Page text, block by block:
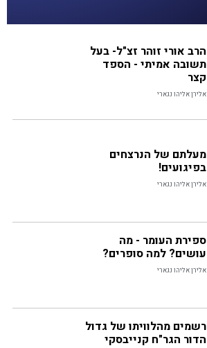
הרב אורי זוהר זצ"ל- בעל
תשובה אמיתי - הספד
קצר
אלירן אליהו נגארי
מעלתם של הנרצחים
בפיגועים!
אלירן אליהו נגארי
ספירת העומר - מה
עושים? למה סופרים?
אלירן אליהו נגארי
רשמים מהלוויתו של גדול
הדור הגר"ח קנייבסקי